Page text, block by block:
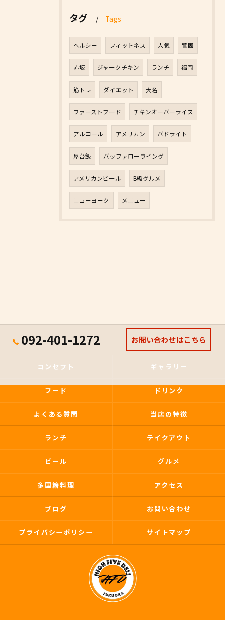
タグ Tags
ヘルシー フィットネス 人気 警固
赤坂 ジャークチキン ランチ 福岡
筋トレ ダイエット 大名
ファーストフード チキンオーバーライス
アルコール アメリカン バドライト
屋台飯 バッファローウイング
アメリカンビール B級グルメ
ニューヨーク メニュー
092-401-1272 お問い合わせはこちら
コンセプト ギャラリー
フード ドリンク
よくある質問 当店の特徴
ランチ テイクアウト
ビール グルメ
多国籍料理 アクセス
ブログ お問い合わせ
プライバシーポリシー サイトマップ